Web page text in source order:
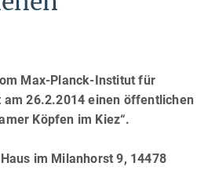
Max-Planck-Institut für
26.2.2014 einen öffentlichen
Köpfen im Kiez“.
im Milanhorst 9, 14478